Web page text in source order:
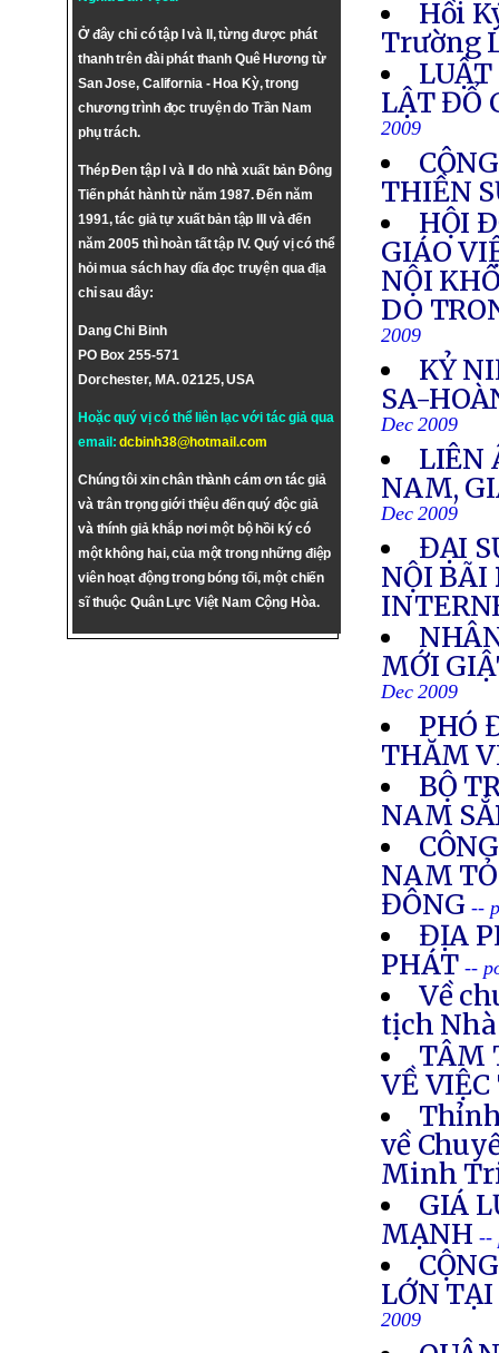
Ở đây chỉ có tập I và II, từng được phát
thanh trên đài phát thanh Quê Hương từ
San Jose, California - Hoa Kỳ, trong
chương trình đọc truyện do Trần Nam
phụ trách.
Thép Đen tập I và II do nhà xuất bản Đông
Tiến phát hành từ năm 1987. Đến năm
1991, tác giả tự xuất bản tập III và đến
năm 2005 thì hoàn tất tập IV. Quý vị có thể
hỏi mua sách hay dĩa đọc truyện qua địa
chỉ sau đây:
Dang Chi Binh
PO Box 255-571
Dorchester, MA. 02125, USA
Hoặc quý vị có thể liên lạc với tác giả qua
email:dcbinh38@hotmail.com
Chúng tôi xin chân thành cám ơn tác giả
và trân trọng giới thiệu đến quý độc giả
và thính giả khắp nơi một bộ hồi ký có
một không hai, của một trong những điệp
viên hoạt động trong bóng tối, một chiến
sĩ thuộc Quân Lực Việt Nam Cộng Hòa.
Hồi
Trường
LẬT ĐỔ
2009
THIỀN
HỘI
GIÁO
NỘI
DO
2009
KỶ
SA-
Dec 2009
LIÊN
NAM,
Dec 2009
ĐẠI
NỘI BÃI
MỚI
Dec 2009
PHÓ
THĂM
BỘ
NAM
NAM
ĐÔNG --
ĐỊA
PHÁT--
Về
tịch
TÂM
VỀ VIỆC
về
Minh
GIÁ
MẠNH --
LỚN
2009